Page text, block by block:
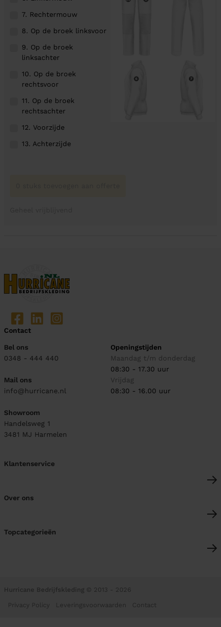
7. Rechtermouw
8. Op de broek linksvoor
9. Op de broek
linksachter
10. Op de broek
rechtsvoor
11. Op de broek
rechtsachter
12. Voorzijde
13. Achterzijde
Contact
Bel ons
0348 - 444 440
Mail ons
info@hurricane.nl
Showroom
Handelsweg 1
3481 MJ Harmelen
Openingstijden
Maandag t/m donderdag
08:30 - 17.30 uur
Vrijdag
08:30 - 16.00 uur
Klantenservice
Over ons
Topcategorieën
Hurricane Bedrijfskleding © 2013 - 2026
Privacy Policy Leveringsvoorwaarden Contact